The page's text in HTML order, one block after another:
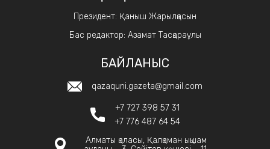
Президент: Қаныш Жарылқасын
Бас редактор: Азамат Тасқараұлы
БАЙЛАНЫС
qazaquni.gazeta@gmail.com
+7 727 398 57 31
+7 776 487 64 54
Алматы қаласы, Қалқаман ықшам